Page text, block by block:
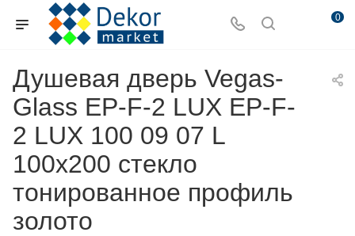
0
Душевая дверь Vegas-
Glass EP-F-2 LUX EP-F-
2 LUX 100 09 07 L
100х200 стекло
тонированное профиль
золото